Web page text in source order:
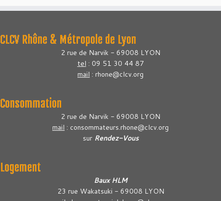
CLCV Rhône & Métropole de Lyon
2 rue de Narvik - 69008 LYON
tel : 09 51 30 44 87
mail : rhone@clcv.org
Consommation
2 rue de Narvik - 69008 LYON
mail : consommateurs.rhone@clcv.org
sur Rendez-Vous
Logement
Baux HLM
23 rue Wakatsuki - 69008 LYON